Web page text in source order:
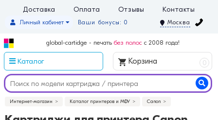
Доставка Оплата Отзывы Контакты
Ваши бонусы: 0
Личный кабинет Москва
global-cartidge - печать без полос с 2008 года!
Каталог Корзина 0
Интернет-магазин Каталог принтеров и МФУ Canon